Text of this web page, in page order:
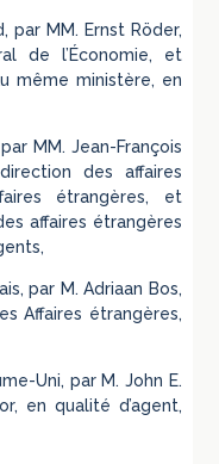
MM. Ernst Röder,
de l’Économie, et
même ministère, en
MM. Jean-François
des affaires
étrangères, et
affaires étrangères
par M. Adriaan Bos,
Affaires étrangères,
Uni, par M. John E.
en qualité d’agent,